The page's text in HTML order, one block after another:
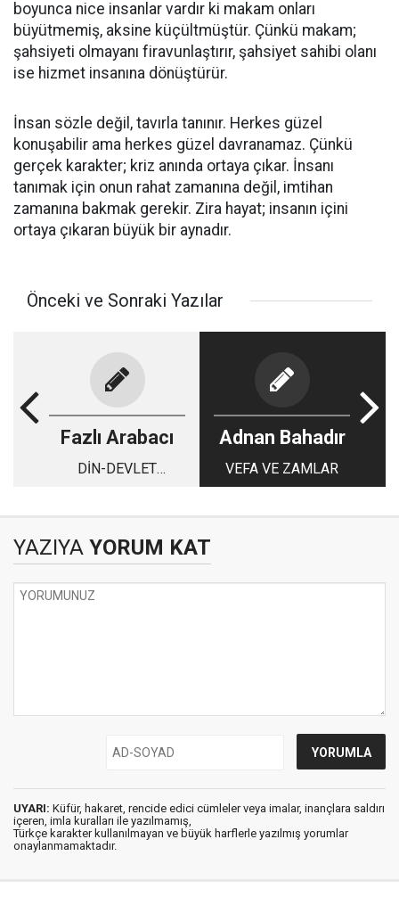
boyunca nice insanlar vardır ki makam onları
büyütmemiş, aksine küçültmüştür. Çünkü makam;
şahsiyeti olmayanı firavunlaştırır, şahsiyet sahibi olanı
ise hizmet insanına dönüştürür.
İnsan sözle değil, tavırla tanınır. Herkes güzel
konuşabilir ama herkes güzel davranamaz. Çünkü
gerçek karakter; kriz anında ortaya çıkar. İnsanı
tanımak için onun rahat zamanına değil, imtihan
zamanına bakmak gerekir. Zira hayat; insanın içini
ortaya çıkaran büyük bir aynadır.
Önceki ve Sonraki Yazılar
Fazlı Arabacı
DİN-DEVLET
Adnan Bahadır
VEFA VE ZAMLAR
YAZIYA YORUM KAT
UYARI: Küfür, hakaret, rencide edici cümleler veya imalar, inançlara saldırı
içeren, imla kuralları ile yazılmamış,
Türkçe karakter kullanılmayan ve büyük harflerle yazılmış yorumlar
onaylanmamaktadır.